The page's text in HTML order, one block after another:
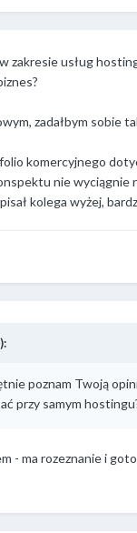
zakresie usług
zadałbym sobie
komercyjnego
nie wyciągnie
kolega wyżej,
poznam Twoją
przy samym
- ma rozeznanie i